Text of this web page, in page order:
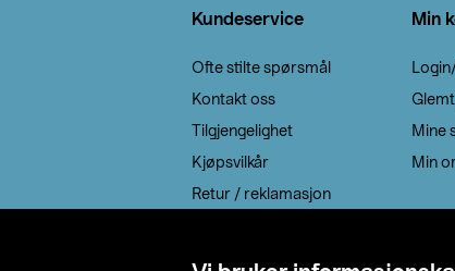
Kundeservice
Ofte stilte spørsmål
Kontakt oss
Tilgjengelighet
Kjøpsvilkår
Retur / reklamasjon
Min
Mine
Min